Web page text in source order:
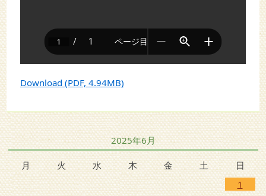
Download (PDF, 4.94MB)
2025年6月
月 火 水 木 金 土 日
1